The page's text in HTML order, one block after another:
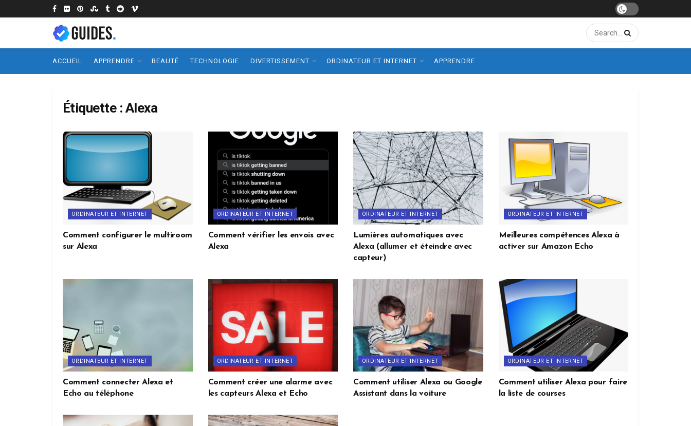
ACCUEIL APPRENDRE BEAUTÉ TECHNOLOGIE DIVERTISSEMENT ORDINATEUR ET INTERNET APPRENDRE
Étiquette : Alexa
ORDINATEUR ET INTERNET
Comment configurer le multiroom
sur Alexa
ORDINATEUR ET INTERNET
Comment vérifier les envois avec
Alexa
ORDINATEUR ET INTERNET
Lumières automatiques avec
Alexa (allumer et éteindre avec
capteur)
ORDINATEUR ET INTERNET
Meilleures compétences Alexa à
activer sur Amazon Echo
ORDINATEUR ET INTERNET
Comment connecter Alexa et
Echo au téléphone
ORDINATEUR ET INTERNET
Comment créer une alarme avec
les capteurs Alexa et Echo
ORDINATEUR ET INTERNET
Comment utiliser Alexa ou Google
Assistant dans la voiture
ORDINATEUR ET INTERNET
Comment utiliser Alexa pour faire
la liste de courses